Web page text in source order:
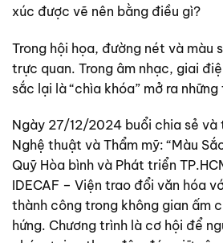
xúc được vẽ nên bằng điều gì?
Trong hội họa, đường nét và màu
trực quan. Trong âm nhạc, giai
sắc lại là “chìa khóa” mở ra
Ngày 27/12/2024 buổi chia sẻ và
Nghệ thuật và Thẩm mỹ: “Màu
Quỹ Hòa bình và Phát triển
IDECAF – Viện trao đổi văn hóa
thành công trong không gian ấm
hứng. Chương trình là cơ hội để